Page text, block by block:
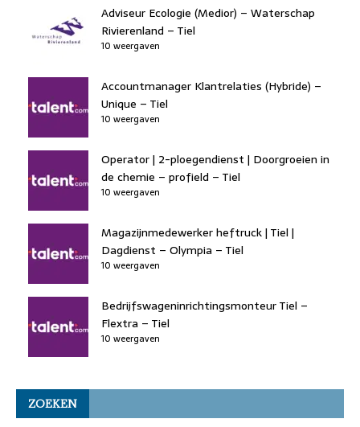
Adviseur Ecologie (Medior) – Waterschap
Rivierenland – Tiel
10 weergaven
Accountmanager Klantrelaties (Hybride) –
Unique – Tiel
10 weergaven
Operator | 2-ploegendienst | Doorgroeien in
de chemie – profield – Tiel
10 weergaven
Magazijnmedewerker heftruck | Tiel |
Dagdienst – Olympia – Tiel
10 weergaven
Bedrijfswageninrichtingsmonteur Tiel –
Flextra – Tiel
10 weergaven
ZOEKEN